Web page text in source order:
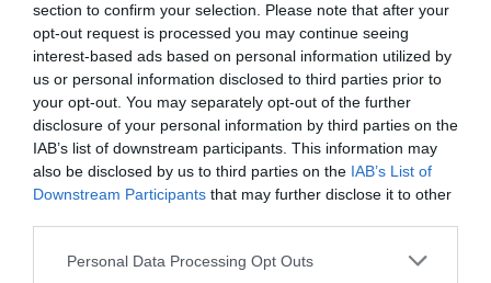
section to confirm your selection. Please note that after your
opt-out request is processed you may continue seeing
interest-based ads based on personal information utilized by
us or personal information disclosed to third parties prior to
your opt-out. You may separately opt-out of the further
disclosure of your personal information by third parties on the
IAB’s list of downstream participants. This information may
also be disclosed by us to third parties on the IAB’s List of
Downstream Participants that may further disclose it to other
Please note that this website/app uses one or more Google
Personal Data Processing Opt Outs
Προτεινόμενα άρθρα
Η Φιλαρμονική του Μουσικού Συλλόγου Άνδρου τίμησε
τον μοναδικό Γιώργο Κατσαρό
Απαράδεκτη εμπειρία στη Ραφήνα. Φωτογραφίες από
βίντεο εκείνης της ώρας…
Η ΥΔΡΟΦΟΡΑ ΤΟΥ ΕΠΑΡΧΕΙΟΥ ΧΑΘΗΚΕ! ΟΠΩΣ